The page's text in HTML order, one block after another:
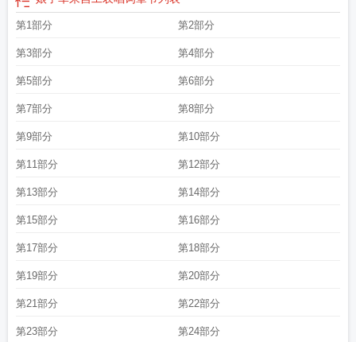
第1部分 第2部分
第3部分 第4部分
第5部分 第6部分
第7部分 第8部分
第9部分 第10部分
第11部分 第12部分
第13部分 第14部分
第15部分 第16部分
第17部分 第18部分
第19部分 第20部分
第21部分 第22部分
第23部分 第24部分